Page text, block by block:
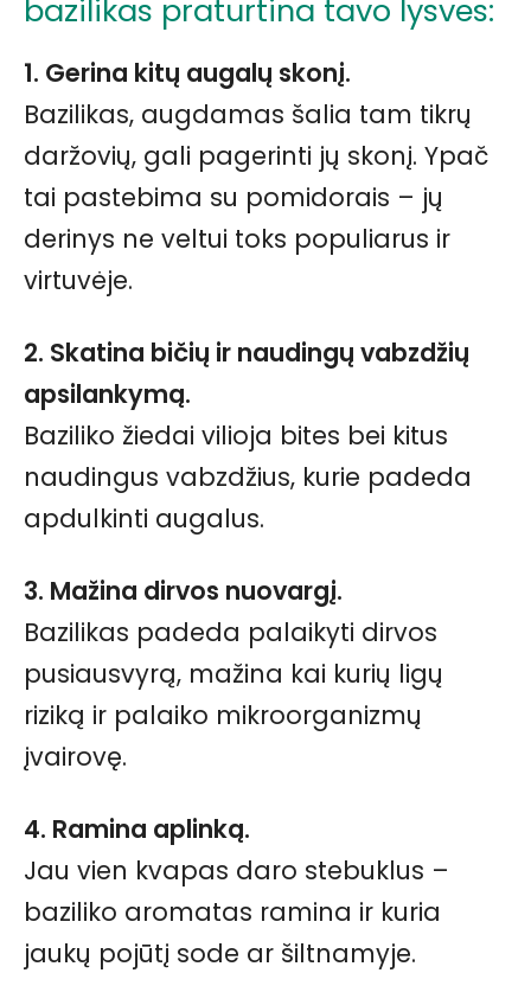
bazilikas praturtina tavo lysves:
1. Gerina kitų augalų skonį.
Bazilikas, augdamas šalia tam tikrų
daržovių, gali pagerinti jų skonį. Ypač
tai pastebima su pomidorais – jų
derinys ne veltui toks populiarus ir
virtuvėje.
2. Skatina bičių ir naudingų vabzdžių
apsilankymą.
Baziliko žiedai vilioja bites bei kitus
naudingus vabzdžius, kurie padeda
apdulkinti augalus.
3. Mažina dirvos nuovargį.
Bazilikas padeda palaikyti dirvos
pusiausvyrą, mažina kai kurių ligų
riziką ir palaiko mikroorganizmų
įvairovę.
4. Ramina aplinką.
Jau vien kvapas daro stebuklus –
baziliko aromatas ramina ir kuria
jaukų pojūtį sode ar šiltnamyje.